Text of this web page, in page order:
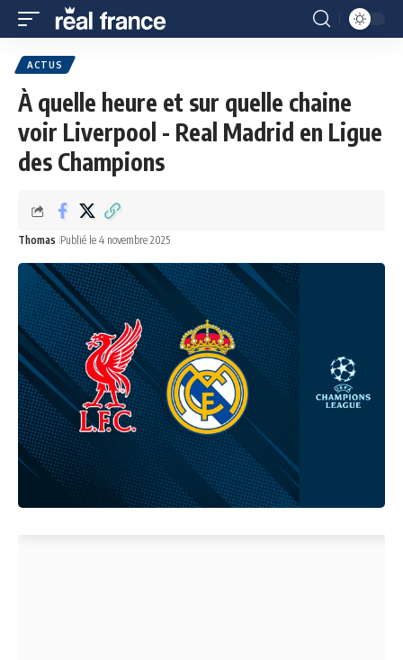
ACTUS
À quelle heure et sur quelle chaine
voir Liverpool - Real Madrid en Ligue
des Champions
Thomas Publié le 4 novembre 2025